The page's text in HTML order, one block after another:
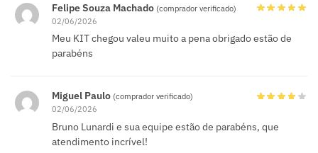
Felipe Souza Machado (comprador verificado)
02/06/2026
Meu KIT chegou valeu muito a pena obrigado estão de
parabéns
Miguel Paulo (comprador verificado)
02/06/2026
Bruno Lunardi e sua equipe estão de parabéns, que
atendimento incrível!